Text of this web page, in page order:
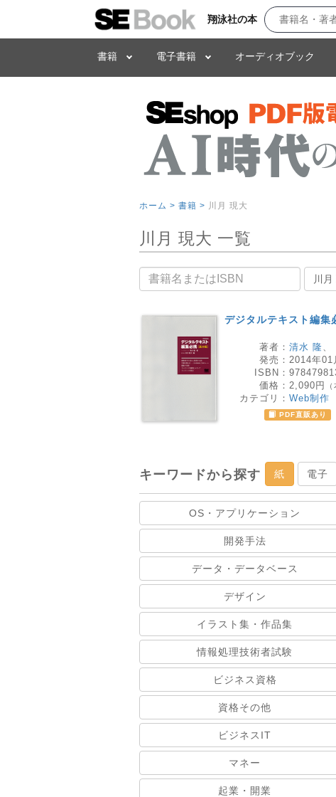
翔泳社の本
書籍 電子書籍 オーディオブック
ホーム > 書籍 > 川月 現大
川月 現大 一覧
書籍名 川
デジタルテキスト編集
著者： 清水 隆、
発売： 2014年01
ISBN：
価格： 2,090円
カテゴリ： Web制作
PDF直販あり
キーワードから探す 紙 電子
OS・アプリケーション
開発手法
データ・データベース
デザイン
イラスト集・作品集
情報処理技術者試験
ビジネス資格
資格その他
ビジネスIT
マネー
起業・開業